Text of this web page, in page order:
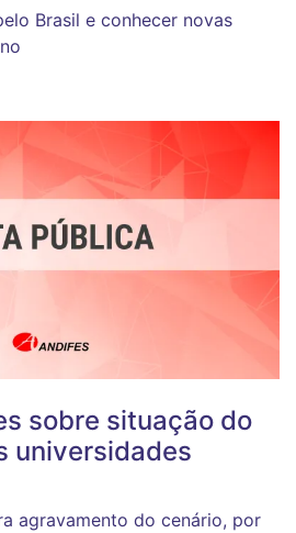
Brasil e conhecer novas
sobre situação do
universidades
agravamento do cenário, por